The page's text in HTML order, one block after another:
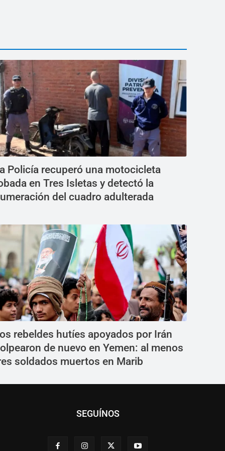
Policía recuperó una motocicleta
en Tres Isletas y detectó la
del cuadro adulterada
rebeldes hutíes apoyados por Irán
de nuevo en Yemen: al menos
soldados muertos en Marib
SEGUÍNOS